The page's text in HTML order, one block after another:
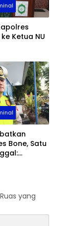
Ketua NU
Bone, Satu
Ruas yang